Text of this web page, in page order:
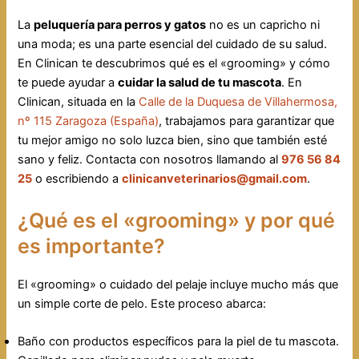
Lapeluquería para perros y gatos no es un capricho ni
una moda; es una parte esencial del cuidado de su salud.
En Clinican te descubrimos qué es el «grooming» y cómo
te puede ayudar acuidar la salud de tu mascota. En
Clinican, situada en la Calle de la Duquesa de Villahermosa,
nº 115 Zaragoza (España), trabajamos para garantizar que
tu mejor amigo no solo luzca bien, sino que también esté
sano y feliz. Contacta con nosotros llamando al976 56 84
25 o escribiendo aclinicanveterinarios@gmail.com.
¿Qué es el «grooming» y por qué
es importante?
El «grooming» o cuidado del pelaje incluye mucho más que
un simple corte de pelo. Este proceso abarca:
Baño con productos específicos para la piel de tu mascota.